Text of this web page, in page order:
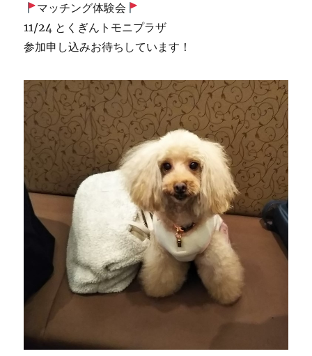
マッチング体験会
11/24 とくぎんトモニプラザ
参加申し込みお待ちしています！